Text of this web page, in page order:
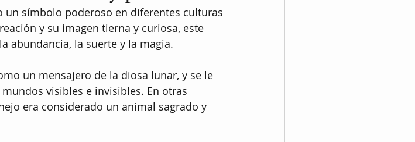
un símbolo poderoso en diferentes culturas
y su imagen tierna y curiosa, este
abundancia, la suerte y la magia.
un mensajero de la diosa lunar, y se le
visibles e invisibles. En otras
era considerado un animal sagrado y